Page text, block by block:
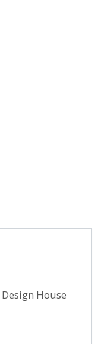
House